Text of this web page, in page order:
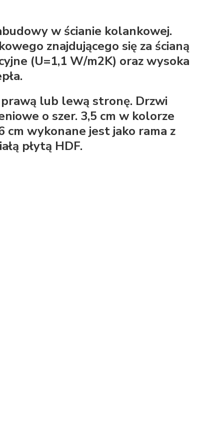
w ścianie kolankowej.
znajdującego się za ścianą
(U=1,1 W/m2K) oraz wysoka
lub lewą stronę. Drzwi
o szer. 3,5 cm w kolorze
cm wykonane jest jako rama z
płytą HDF.